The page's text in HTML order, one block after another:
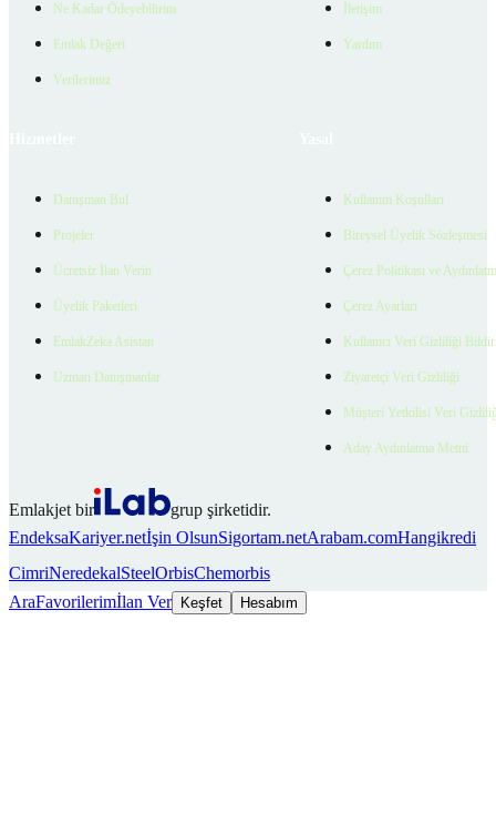
Ne Kadar Ödeyebilirim
Emlak Değeri
Verilerimiz
İletişim
Yardım
Danışman Bul
Projeler
Ücretsiz İlan Verin
Üyelik Paketleri
EmlakZeka Asistan
Uzman Danışmanlar
Kullanım Koşulları
Bireysel Üyelik Sözleşmesi
Çerez Politikası ve
Çerez Ayarları
Kullanıcı Veri Gizliliği
Ziyaretçi Veri Gizliliği
Müşteri Yetkilisi Veri
Aday Aydınlatma Metni
Emlakjet bir
grup şirketidir.
EndeksaKariyer.netİşin OlsunSigortam.netArabam.comHangikredi
CimriNeredekalSteelOrbisChemorbis
AraFavorilerimİlan Ver Keşfet Hesabım